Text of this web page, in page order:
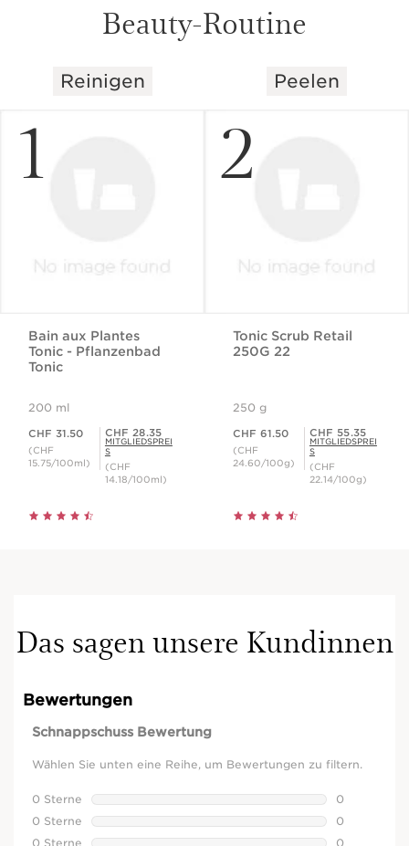
Beauty-Routine
WEITER ZUM INHALT
Reinigen
1
Bain aux Plantes
Tonic - Pflanzenbad
Tonic
200 ml
CHF 31.50
(CHF
15.75/100ml)
Mitgliederpreis CHF 28.35
CHF 28.35
MITGLIEDSPREI
S
(CHF
14.18/100ml)
Peelen
2
Tonic Scrub Retail
250G 22
250 g
CHF 61.50
(CHF
24.60/100g)
Mitgliederpreis CHF 55.35
CHF 55.35
MITGLIEDSPREI
S
(CHF
22.14/100g)
Das sagen unsere Kundinnen